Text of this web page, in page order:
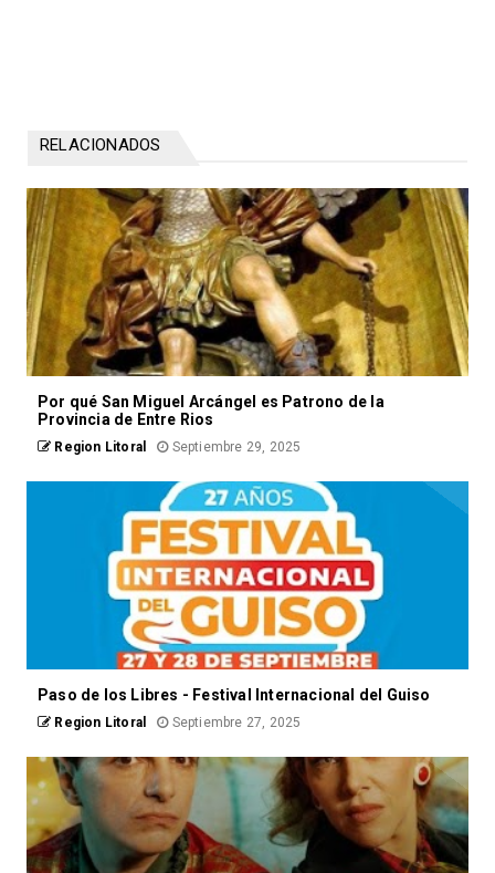
RELACIONADOS
Por qué San Miguel Arcángel es Patrono de la
Provincia de Entre Rios
Region Litoral Septiembre 29, 2025
Paso de los Libres - Festival Internacional del Guiso
Region Litoral Septiembre 27, 2025